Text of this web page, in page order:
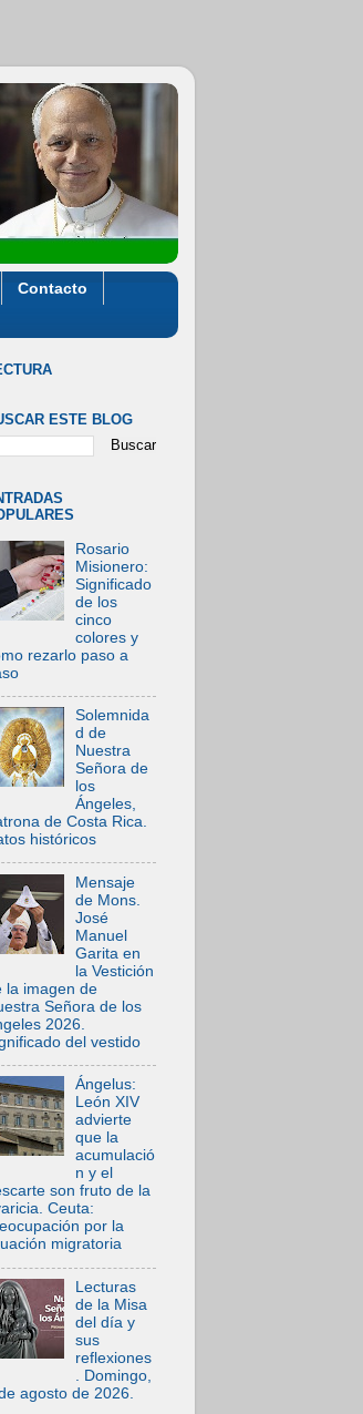
Contacto
ESTE BLOG
Rosario
Misionero:
Significado
de los
cinco
colores y
rezarlo paso a
Solemnida
d de
Nuestra
Señora de
los
Ángeles,
de Costa Rica.
históricos
Mensaje
de Mons.
José
Manuel
Garita en
la Vestición
la imagen de
Señora de los
2026.
del vestido
Ángelus:
León XIV
advierte
que la
acumulació
n y el
son fruto de la
Ceuta:
por la
migratoria
Lecturas
de la Misa
del día y
sus
reflexiones
. Domingo,
agosto de 2026.